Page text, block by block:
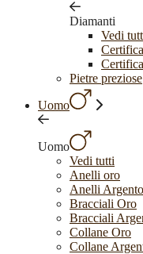
Diamanti
Vedi
Pietre preziose
Uomo
Uomo
Vedi tutti
Anelli oro
Anelli Argento
Bracciali Oro
Bracciali
Collane Oro
Collane